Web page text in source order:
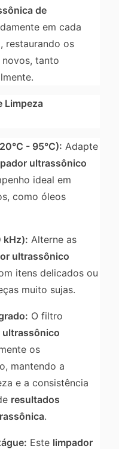
de
em cada
restaurando os
tanto
Limpeza
- 95°C): Adapte
ultrassônico
ideal em
como óleos
kHz): Alterne as
ultrassônico
itens delicados ou
muito sujas.
O filtro
ultrassônico
os
mantendo a
e a consistência
resultados
.
Este limpador